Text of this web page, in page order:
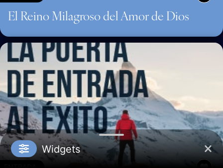
El Reino Milagroso del Amor de Dios
Widgets